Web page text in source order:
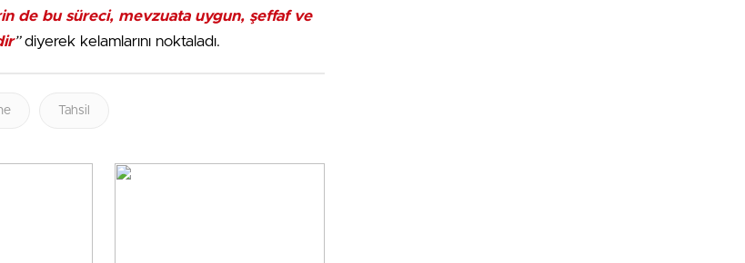
de bu süreci, mevzuata uygun, şeffaf ve
”diyerek kelamlarını noktaladı.
Tahsil